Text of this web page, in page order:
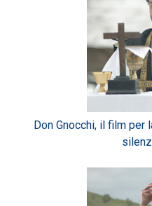
Don Gnocchi, il film per